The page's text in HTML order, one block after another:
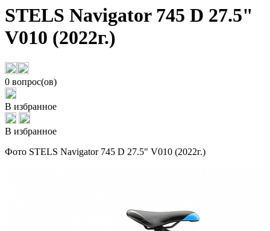
STELS Navigator 745 D 27.5"
V010 (2022г.)
0 вопрос(ов)
В избранное
В избранное
Фото STELS Navigator 745 D 27.5" V010 (2022г.)